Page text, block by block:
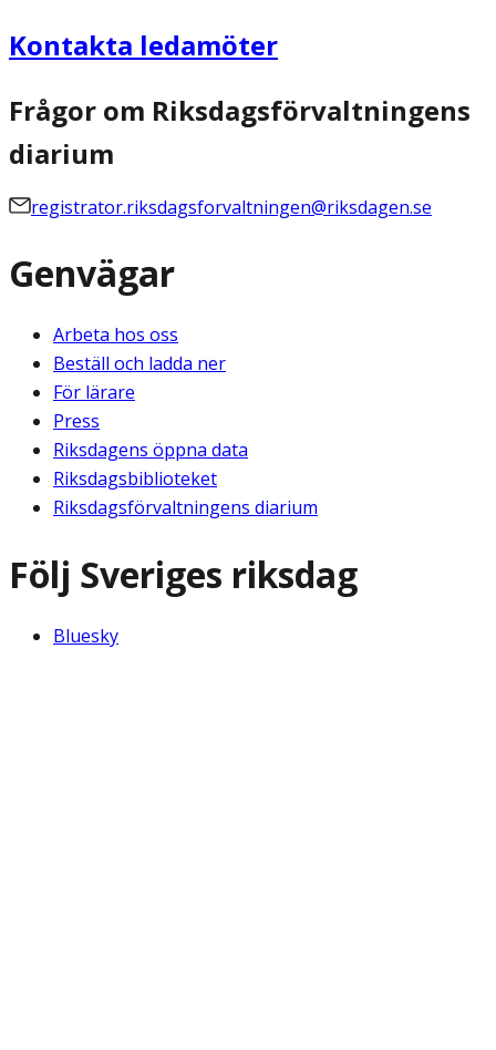
Kontakta ledamöter
Frågor om Riksdagsförvaltningens
diarium
registrator.riksdagsforvaltningen@riksdagen.se
Genvägar
Arbeta hos oss
Beställ och ladda ner
För lärare
Press
Riksdagens öppna data
Riksdagsbiblioteket
Riksdagsförvaltningens diarium
Följ Sveriges riksdag
Bluesky